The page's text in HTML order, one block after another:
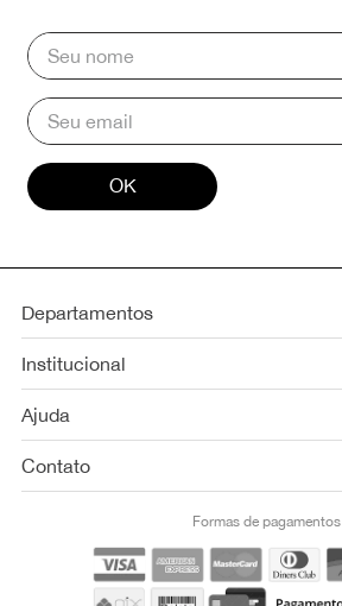
OK
Departamentos
Institucional
Ajuda
Contato
Formas de pagamentos